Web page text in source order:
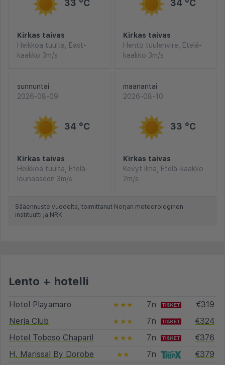
33 °C
Kirkas taivas
Heikkoa tuulta, East-
kaakko 3m/s
34 °C
Kirkas taivas
Hento tuulenvire, Etelä-
kaakko 3m/s
sunnuntai
2026-08-09
34 °C
Kirkas taivas
Heikkoa tuulta, Etelä-
lounaaseen 3m/s
maanantai
2026-08-10
33 °C
Kirkas taivas
Kevyt ilma, Etelä-kaakko
2m/s
Sääennuste vuodelta, toimittanut Norjan meteorologinen
instituutti ja NRK
Lento + hotelli
Hotel Playamaro ★★★ 7n
€319
Nerja Club
★★★ 7n
€324
Hotel Toboso Chaparil
★★★ 7n
€376
H. Marissal By Dorobe
★★ 7n
€379